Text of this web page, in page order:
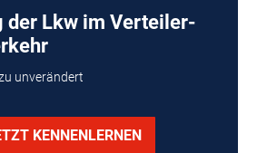
der Lkw im Verteiler-
unverändert
KENNENLERNEN